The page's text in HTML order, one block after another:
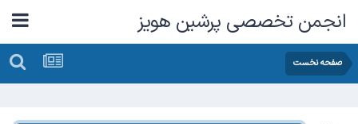
انجمن تخصصی پرشین هویز
صفحه نخست